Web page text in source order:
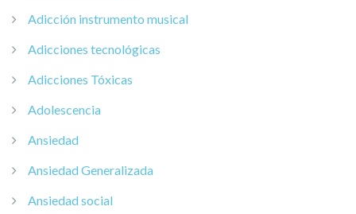
Adicción instrumento musical
Adicciones tecnológicas
Adicciones Tóxicas
Adolescencia
Ansiedad
Ansiedad Generalizada
Ansiedad social